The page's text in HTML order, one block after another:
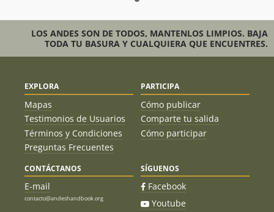
LOS ANDES SON DE TODOS, MANTENLOS LIMPIOS. BAJA
TODA TU BASURA Y CUALQUIERA QUE ENCUENTRES.
EXPLORA
Mapas
Testimonios de Usuarios
Términos y Condiciones
Preguntas Frecuentes
PARTICIPA
Cómo publicar
Comparte tu salida
Cómo participar
CONTÁCTANOS
E-mail
contacto@andeshandbook.org
SÍGUENOS
Facebook
Youtube